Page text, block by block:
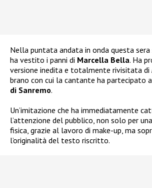
Nella puntata andata in onda questa sera
ha vestito i panni di Marcella Bella. Ha
versione inedita e totalmente rivisitata di
brano con cui la cantante ha partecipato
di Sanremo.
Un’imitazione che ha immediatamente
l’attenzione del pubblico, non solo per
fisica, grazie al lavoro di make-up, ma
l’originalità del testo riscritto.